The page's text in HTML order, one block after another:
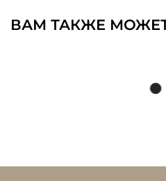
ВАМ ТАКЖЕ